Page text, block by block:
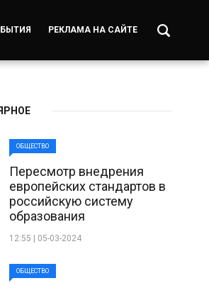
РЕКЛАМА НА САЙТЕ
ОБЩЕСТВО
Пересмотр внедрения
европейских стандартов в
российскую систему
образования
12:55 | 05-03-2024
ОБЩЕСТВО